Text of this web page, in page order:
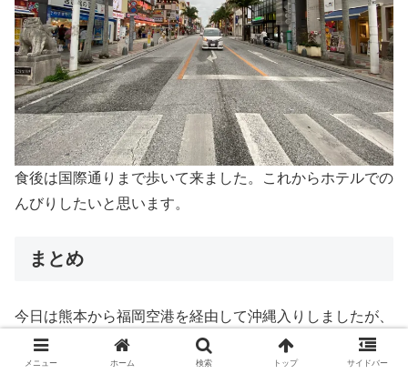
食後は国際通りまで歩いて来ました。これからホテルでの
んびりしたいと思います。
まとめ
今日は熊本から福岡空港を経由して沖縄入りしましたが、
久しぶりの沖縄の風が気持ち良かったです。明日は朝から
会場下見をしてから斎場御嶽へ観光したいと思います。
メニュー ホーム 検索 トップ サイドバー